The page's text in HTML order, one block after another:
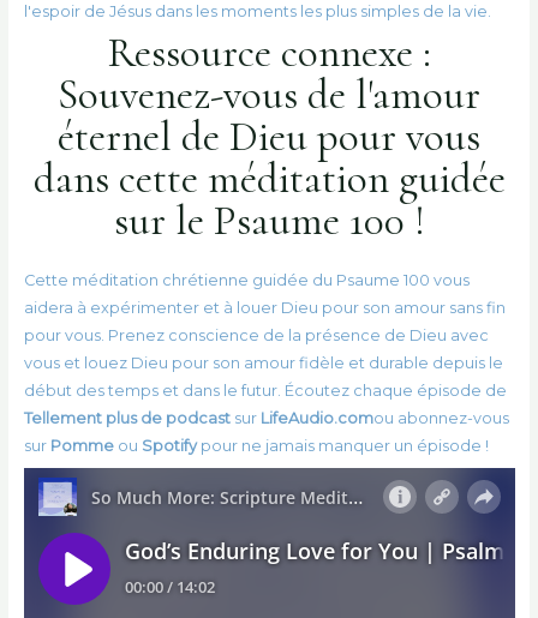
l'espoir de Jésus dans les moments les plus simples de la vie.
Ressource connexe :
Souvenez-vous de l'amour
éternel de Dieu pour vous
dans cette méditation guidée
sur le Psaume 100 !
Cette méditation chrétienne guidée du Psaume 100 vous
aidera à expérimenter et à louer Dieu pour son amour sans fin
pour vous. Prenez conscience de la présence de Dieu avec
vous et louez Dieu pour son amour fidèle et durable depuis le
début des temps et dans le futur. Écoutez chaque épisode de
Tellement plus de podcast sur LifeAudio.comou abonnez-vous
sur Pomme ou Spotifypour ne jamais manquer un épisode !